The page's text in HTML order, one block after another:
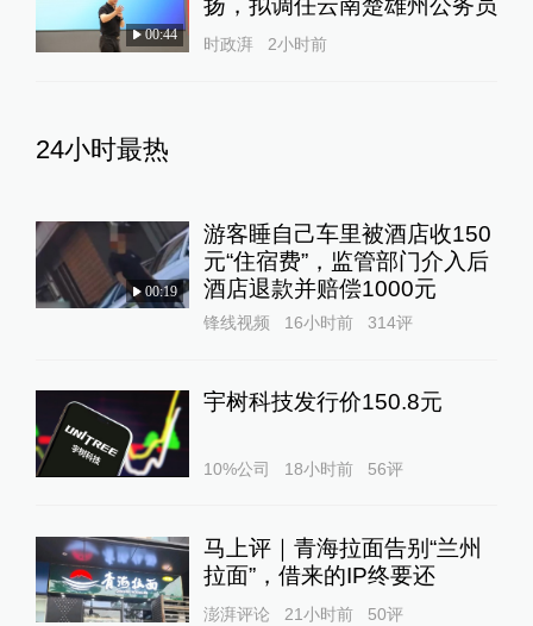
00:44 时政湃 2小时前
24小时最热
00:19
游客睡自己车里被酒店收150
元“住宿费”，监管部门介入后
酒店退款并赔偿1000元
锋线视频 16小时前 314评
宇树科技发行价150.8元
10%公司 18小时前 56评
马上评｜青海拉面告别“兰州
拉面”，借来的IP终要还
澎湃评论 21小时前 50评